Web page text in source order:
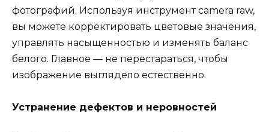
фотографий. Используя инструмент camera raw,
вы можете корректировать цветовые значения,
управлять насыщенностью и изменять баланс
белого. Главное — не перестараться, чтобы
изображение выглядело естественно.
Устранение дефектов и неровностей